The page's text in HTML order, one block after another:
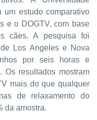
um estudo comparativo
e o DOGTV, com base
cães. A pesquisa foi
Los Angeles e Nova
por seis horas e
Os resultados mostram
mais do que qualquer
de relaxamento do
da amostra.